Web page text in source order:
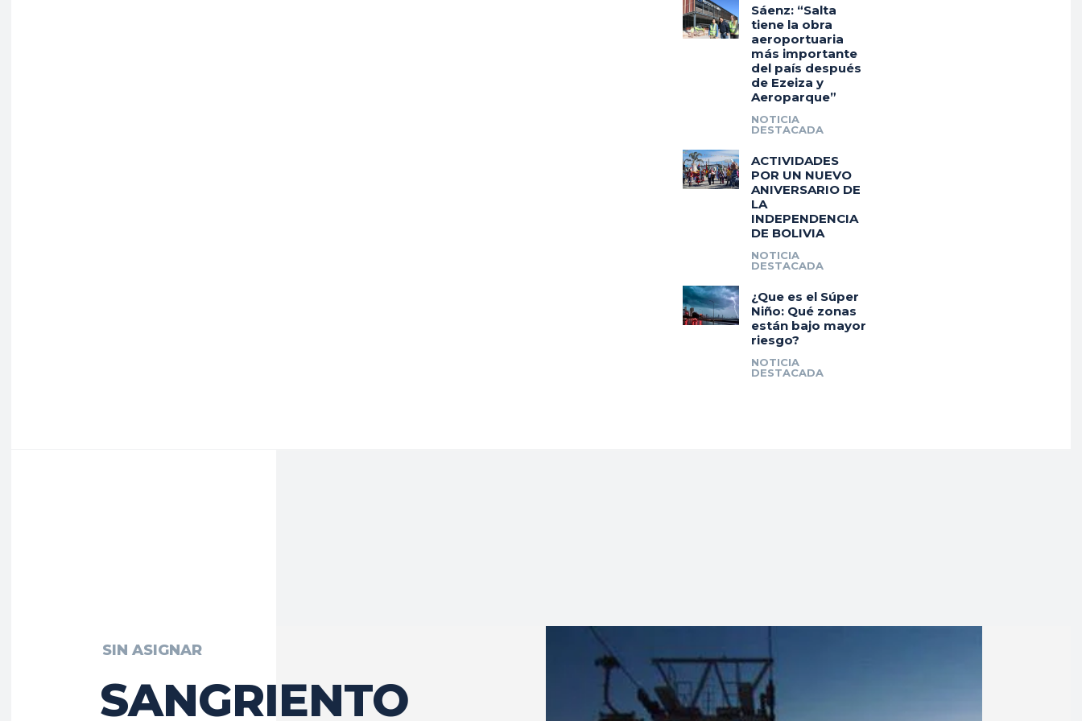
Sáenz: “Salta
tiene la obra
aeroportuaria
más importante
del país después
de Ezeiza y
Aeroparque”
NOTICIA
DESTACADA
ACTIVIDADES
POR UN NUEVO
ANIVERSARIO DE
LA
INDEPENDENCIA
DE BOLIVIA
NOTICIA
DESTACADA
¿Que es el Súper
Niño: Qué zonas
están bajo mayor
riesgo?
NOTICIA
DESTACADA